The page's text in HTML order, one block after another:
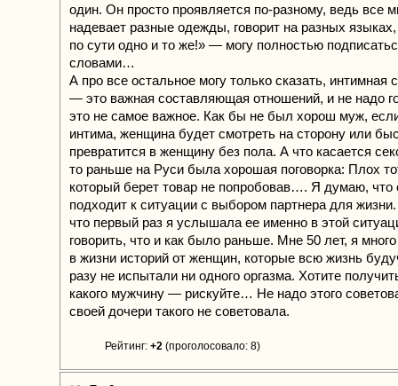
один. Он просто проявляется по-разному, ведь все
надевает разные одежды, говорит на разных языках,
по сути одно и то же!» — могу полностью
словами…
А про все остальное могу только сказать, интимная
— это важная составляющая отношений, и не надо
это не самое важное. Как бы не был хорош муж,
интима, женщина будет смотреть на сторону или
превратится в женщину без пола. А что касается
то раньше на Руси была хорошая поговорка: Плох
который берет товар не попробовав…. Я думаю, что
подходит к ситуации с выбором партнера для
что первый раз я услышала ее именно в этой
говорить, что и как было раньше. Мне 50 лет, я
в жизни историй от женщин, которые всю жизнь
разу не испытали ни одного оргазма. Хотите
какого мужчину — рискуйте… Не надо этого
своей дочери такого не советовала.
Рейтинг: +2 (проголосовало: 8)